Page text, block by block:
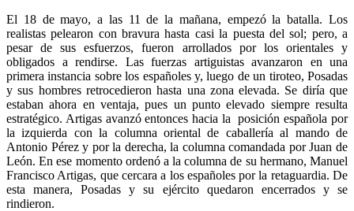
El 18 de mayo, a las 11 de la mañana, empezó la batalla. Los
realistas pelearon con bravura hasta casi la puesta del sol; pero, a
pesar de sus esfuerzos, fueron arrollados por los orientales y
obligados a rendirse. Las fuerzas artiguistas avanzaron en una
primera instancia sobre los españoles y, luego de un tiroteo, Posadas
y sus hombres retrocedieron hasta una zona elevada. Se diría que
estaban ahora en ventaja, pues un punto elevado siempre resulta
estratégico. Artigas avanzó entonces hacia la posición española por
la izquierda con la columna oriental de caballería al mando de
Antonio Pérez y por la derecha, la columna comandada por Juan de
León. En ese momento ordenó a la columna de su hermano, Manuel
Francisco Artigas, que cercara a los españoles por la retaguardia. De
esta manera, Posadas y su ejército quedaron encerrados y se
rindieron.